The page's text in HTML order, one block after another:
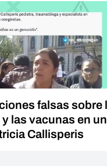
falsas sobre
las vacunas en
Callisperis